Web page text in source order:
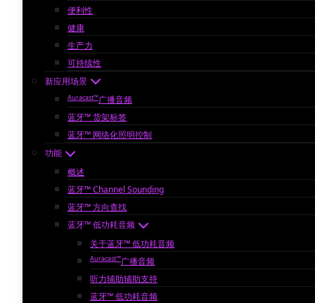
便利性
健康
生产力
可持续性
新应用场景
Auracast™广播音频
蓝牙™ 货架标签
蓝牙™ 网络化照明控制
功能
概述
蓝牙™ Channel Sounding
蓝牙™ 方向查找
蓝牙™ 低功耗音频
关于蓝牙™ 低功耗音频
Auracast™广播音频
听力辅助辅助支持
蓝牙™ 低功耗音频